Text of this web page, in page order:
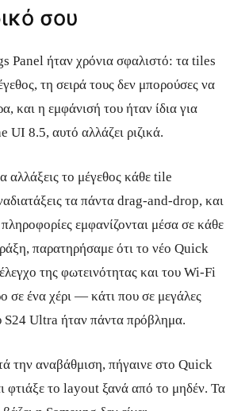
σου
Panel ήταν χρόνια σφαλιστό: τα tiles
τη σειρά τους δεν μπορούσες να
και η εμφάνισή του ήταν ίδια για
UI 8.5, αυτό αλλάζει ριζικά.
αλλάξεις το μέγεθος κάθε tile
τα πάντα drag-and-drop, και
πληροφορίες εμφανίζονται μέσα σε κάθε
παρατηρήσαμε ότι το νέο Quick
της φωτεινότητας και του Wi-Fi
σε ένα χέρι — κάτι που σε μεγάλες
S24 Ultra ήταν πάντα πρόβλημα.
την αναβάθμιση, πήγαινε στο Quick
το layout ξανά από το μηδέν. Τα